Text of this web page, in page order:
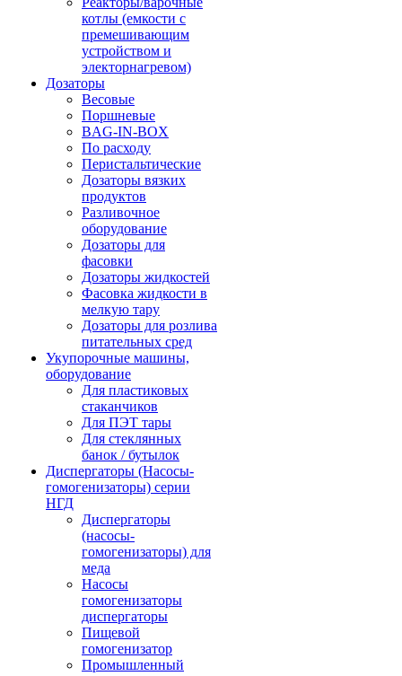
котлы (емкости с
премешивающим
устройством и
электорнагревом)
Дозаторы
Весовые
Поршневые
BAG-IN-BOX
По расходу
Перистальтические
Дозаторы вязких
продуктов
Разливочное
оборудование
Дозаторы для
фасовки
Дозаторы жидкостей
Фасовка жидкости в
мелкую тару
Дозаторы для розлива
питательных сред
Укупорочные машины,
оборудование
Для пластиковых
стаканчиков
Для ПЭТ тары
Для стеклянных
банок / бутылок
Диспергаторы (Насосы-
гомогенизаторы) серии
НГД
Диспергаторы
(насосы-
гомогенизаторы) для
меда
Насосы
гомогенизаторы
диспергаторы
Пищевой
гомогенизатор
Промышленный